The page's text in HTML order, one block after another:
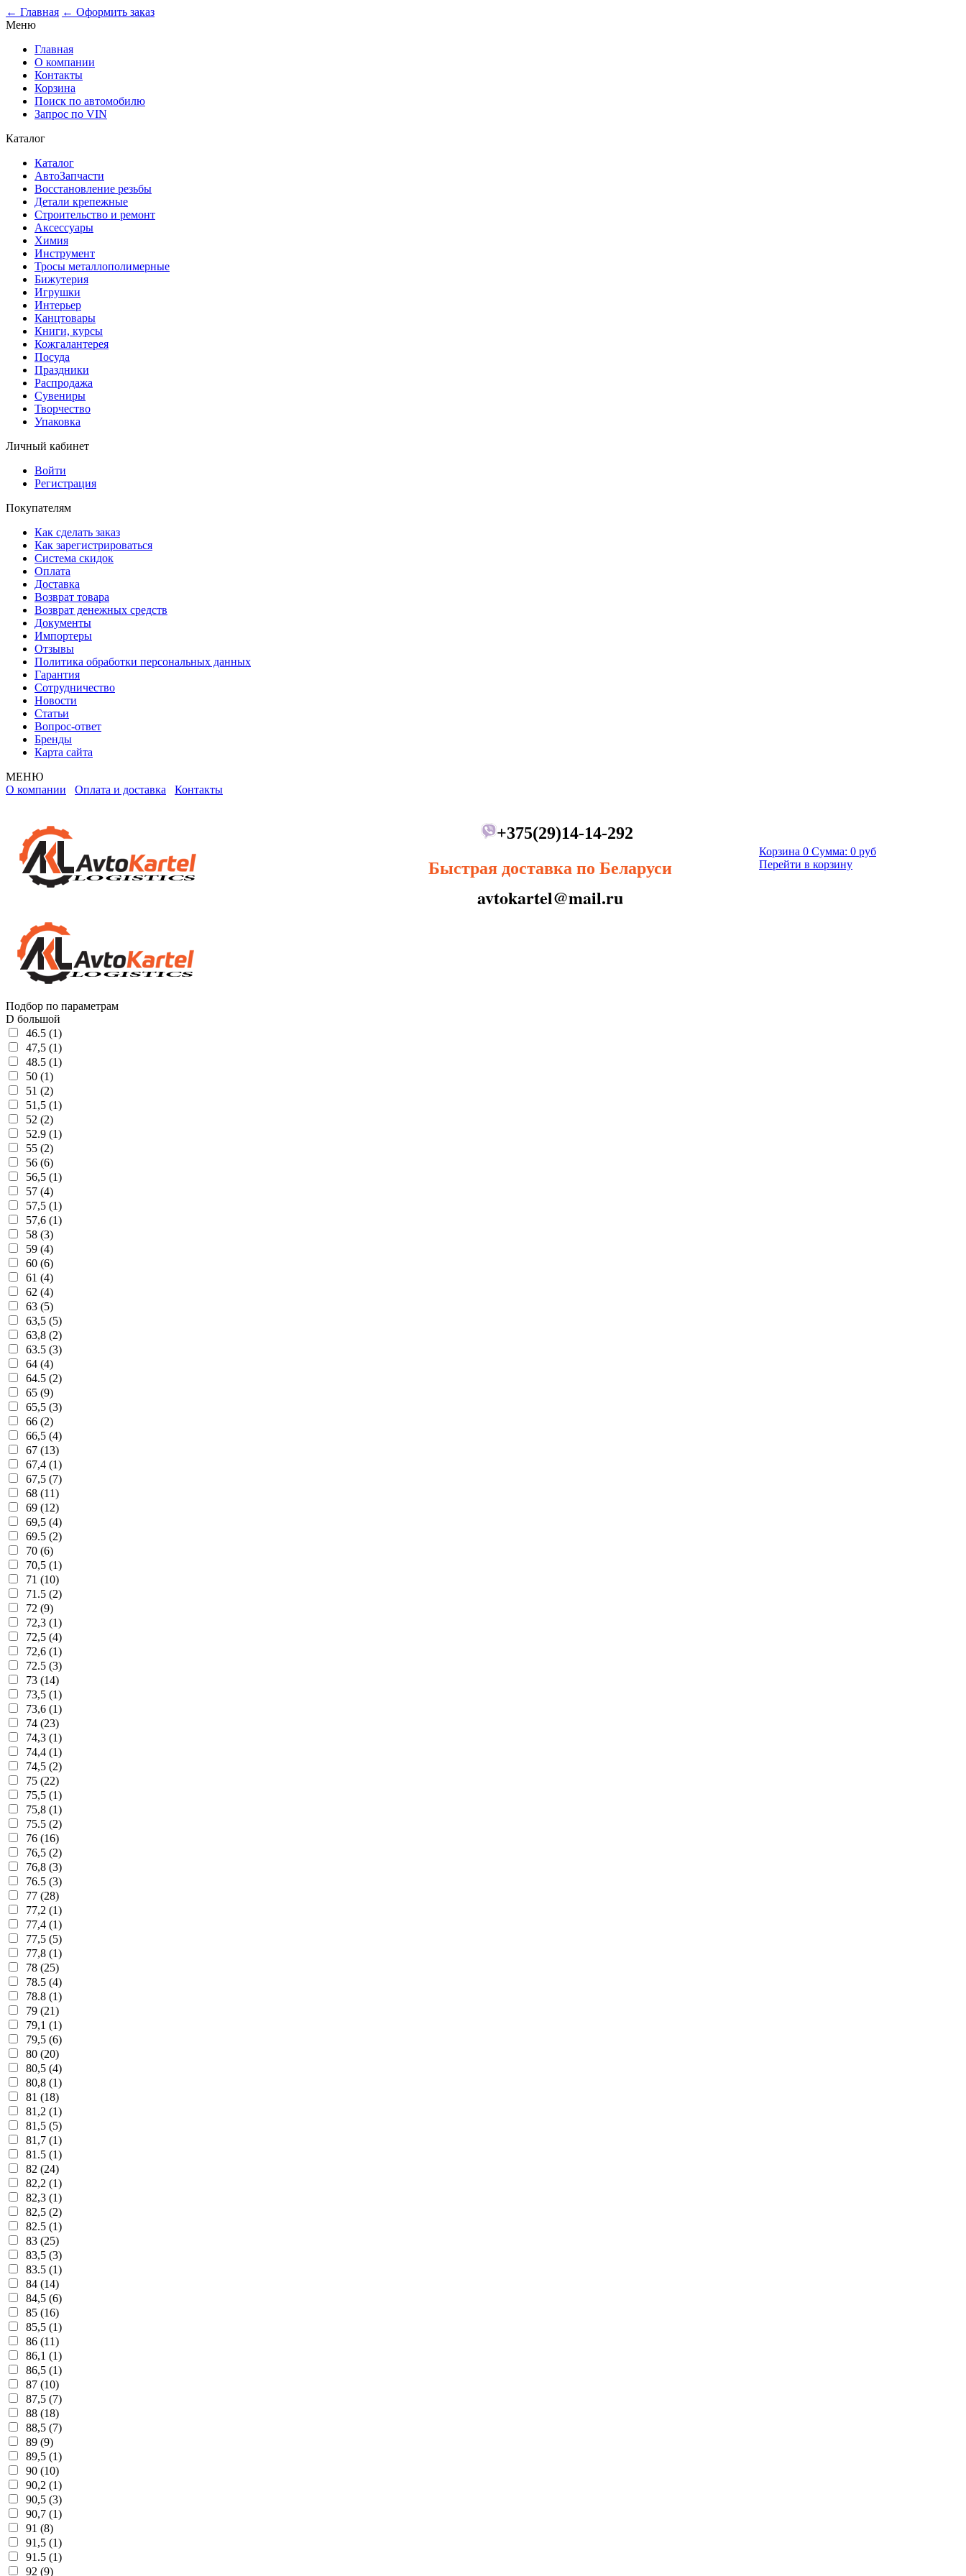
← Главная ← Оформить заказ
Меню
Главная
О компании
Контакты
Корзина
Поиск по автомобилю
Запрос по VIN
Каталог
Каталог
АвтоЗапчасти
Восстановление резьбы
Детали крепежные
Строительство и ремонт
Аксессуары
Химия
Инструмент
Тросы металлополимерные
Бижутерия
Игрушки
Интерьер
Канцтовары
Книги, курсы
Кожгалантерея
Посуда
Праздники
Распродажа
Сувениры
Творчество
Упаковка
Личный кабинет
Войти
Регистрация
Покупателям
Как сделать заказ
Как зарегистрироваться
Система скидок
Оплата
Доставка
Возврат товара
Возврат денежных средств
Документы
Импортеры
Отзывы
Политика обработки персональных данных
Гарантия
Сотрудничество
Новости
Статьи
Вопрос-ответ
Бренды
Карта сайта
МЕНЮ
О компании Оплата и доставка Контакты
+375(29)14-14-292
Быстрая доставка по Беларуси
avtokartel@mail.ru
Корзина 0 Сумма: 0 руб
Перейти в корзину
Подбор по параметрам
D большой
46.5 (1)
47,5 (1)
48.5 (1)
50 (1)
51 (2)
51,5 (1)
52 (2)
52.9 (1)
55 (2)
56 (6)
56,5 (1)
57 (4)
57,5 (1)
57,6 (1)
58 (3)
59 (4)
60 (6)
61 (4)
62 (4)
63 (5)
63,5 (5)
63,8 (2)
63.5 (3)
64 (4)
64.5 (2)
65 (9)
65,5 (3)
66 (2)
66,5 (4)
67 (13)
67,4 (1)
67,5 (7)
68 (11)
69 (12)
69,5 (4)
69.5 (2)
70 (6)
70,5 (1)
71 (10)
71.5 (2)
72 (9)
72,3 (1)
72,5 (4)
72,6 (1)
72.5 (3)
73 (14)
73,5 (1)
73,6 (1)
74 (23)
74,3 (1)
74,4 (1)
74,5 (2)
75 (22)
75,5 (1)
75,8 (1)
75.5 (2)
76 (16)
76,5 (2)
76,8 (3)
76.5 (3)
77 (28)
77,2 (1)
77,4 (1)
77,5 (5)
77,8 (1)
78 (25)
78.5 (4)
78.8 (1)
79 (21)
79,1 (1)
79,5 (6)
80 (20)
80,5 (4)
80,8 (1)
81 (18)
81,2 (1)
81,5 (5)
81,7 (1)
81.5 (1)
82 (24)
82,2 (1)
82,3 (1)
82,5 (2)
82.5 (1)
83 (25)
83,5 (3)
83.5 (1)
84 (14)
84,5 (6)
85 (16)
85,5 (1)
86 (11)
86,1 (1)
86,5 (1)
87 (10)
87,5 (7)
88 (18)
88,5 (7)
89 (9)
89,5 (1)
90 (10)
90,2 (1)
90,5 (3)
90,7 (1)
91 (8)
91,5 (1)
91.5 (1)
92 (9)